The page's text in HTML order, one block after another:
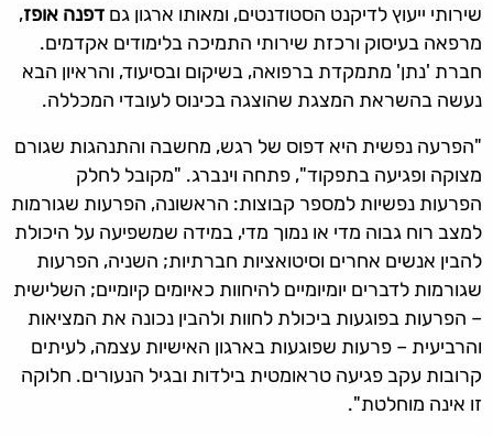
שירותי ייעוץ לדיקנט הסטודנטים, ומאותו ארגון גם דפנה אופז,
מרפאה בעיסוק ורכזת שירותי התמיכה בלימודים אקדמים.
חברת 'נתן' מתמקדת ברפואה, בשיקום ובסיעוד, והראיון הבא
נעשה בהשראת המצגת שהוצגה בכינוס לעובדי המכללה.
"הפרעה נפשית היא דפוס של רגש, מחשבה והתנהגות שגורם
מצוקה ופגיעה בתפקוד", פתחה וינברג. "מקובל לחלק
הפרעות נפשיות למספר קבוצות: הראשונה, הפרעות שגורמות
למצב רוח גבוה מדי או נמוך מדי, במידה שמשפיעה על היכולת
להבין אנשים אחרים וסיטואציות חברתיות; השניה, הפרעות
שגורמות לדברים יומיומיים להיחוות כאיומים קיומיים; השלישית
– הפרעות בפוגעות ביכולת לחוות ולהבין נכונה את המציאות
והרביעית – פרעות שפוגעות בארגון האישיות עצמה, לעיתים
קרובות עקב פגיעה טראומטית בילדות ובגיל הנעורים. חלוקה
זו אינה מוחלטת".